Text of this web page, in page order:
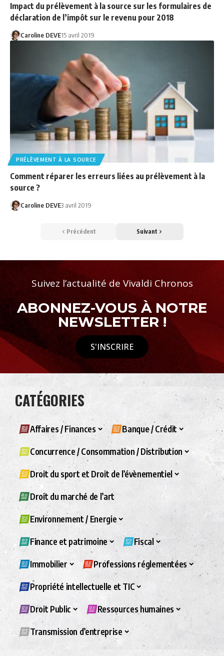
Impact du prélèvement à la source sur les formulaires de
déclaration de l’impôt sur le revenu pour 2018
Caroline DEVE15 avril 2019
PRÉLÈVEMENT À LA SOURCE
Comment réparer les erreurs liées au prélèvement à la
source ?
Caroline DEVE3 avril 2019
Précédent Suivant
Suivez l’actualité de Vivaldi Chronos
ABONNEZ-VOUS À NOTRE
NEWSLETTER !
S'INSCRIRE
CATÉGORIES
Affaires / Finances Banque / Crédit
Concurrence / Consommation / Distribution
Droit du sport et Droit de l’évènementiel
Droit du marché de l’art
Environnement / Energie
Finance et patrimoine Fiscal
Immobilier Professions réglementées
Propriété intellectuelle et TIC
Droit Public Ressources humaines
Transmission d’entreprise